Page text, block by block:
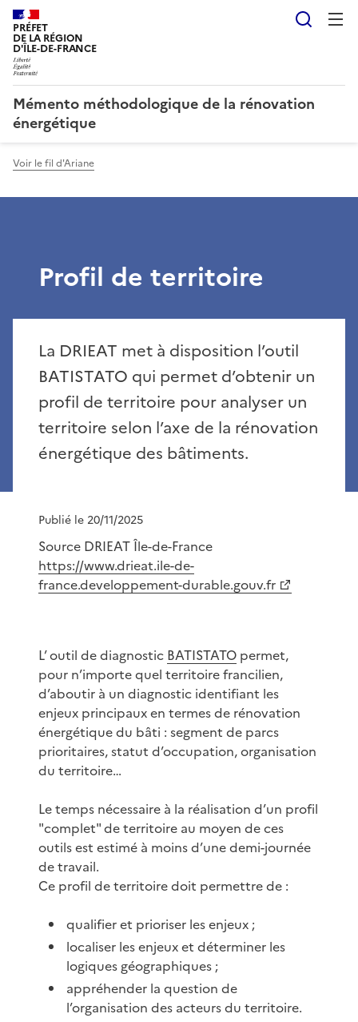
PRÉFET
DE LA RÉGION
D'ÎLE-DE-FRANCE
Mémento méthodologique de la rénovation
énergétique
Voir le fil d'Ariane
Profil de territoire
La DRIEAT met à disposition l’outil
BATISTATO qui permet d’obtenir un
profil de territoire pour analyser un
territoire selon l’axe de la rénovation
énergétique des bâtiments.
Publié le 20/11/2025
Source DRIEAT Île-de-France
https://www.drieat.ile-de-
france.developpement-durable.gouv.fr
L’ outil de diagnostic BATISTATO permet,
pour n’importe quel territoire francilien,
d’aboutir à un diagnostic identifiant les
enjeux principaux en termes de rénovation
énergétique du bâti : segment de parcs
prioritaires, statut d’occupation, organisation
du territoire…
Le temps nécessaire à la réalisation d’un profil
"complet" de territoire au moyen de ces
outils est estimé à moins d’une demi-journée
de travail.
Ce profil de territoire doit permettre de :
qualifier et prioriser les enjeux ;
localiser les enjeux et déterminer les
logiques géographiques ;
appréhender la question de
l’organisation des acteurs du territoire.